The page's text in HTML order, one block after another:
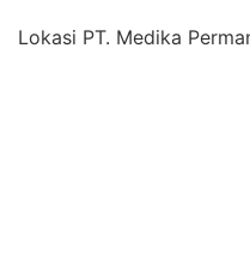
Lokasi PT. Medika